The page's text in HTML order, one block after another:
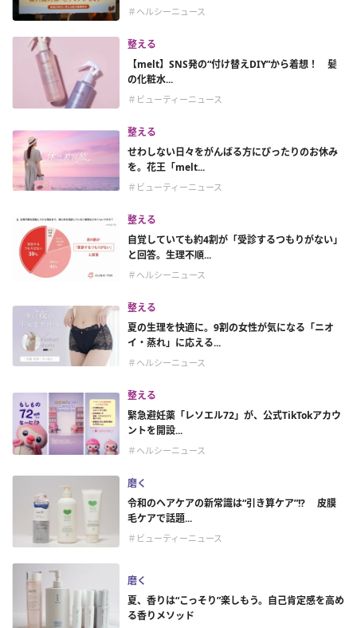
＃ヘルシーニュース
整える
【melt】SNS発の“付け替えDIY”から着想！ 髪
の化粧水...
＃ビューティーニュース
整える
せわしない日々をがんばる方にぴったりのお休み
を。花王「melt...
＃ビューティーニュース
整える
自覚していても約4割が「受診するつもりがない」
と回答。生理不順...
＃ヘルシーニュース
整える
夏の生理を快適に。9割の女性が気になる「ニオ
イ・蒸れ」に応える...
＃ヘルシーニュース
整える
緊急避妊薬「レソエル72」が、公式TikTokアカウ
ントを開設...
＃ヘルシーニュース
磨く
令和のヘアケアの新常識は“引き算ケア”!? 皮膜
毛ケアで話題...
＃ビューティーニュース
磨く
夏、香りは“こっそり”楽しもう。自己肯定感を高め
る香りメソッド